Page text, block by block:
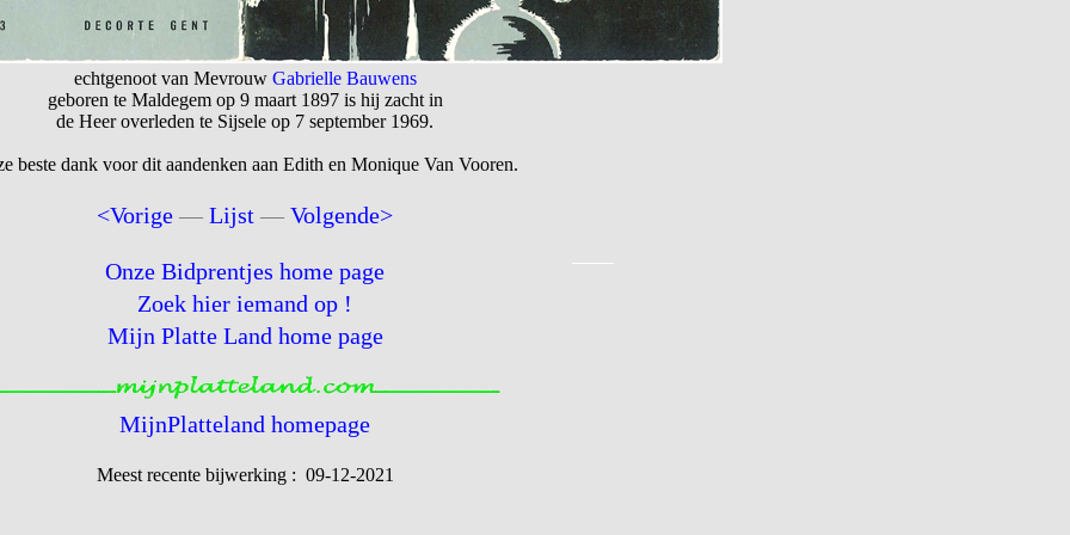
echtgenoot van Mevrouw Gabrielle Bauwens
geboren te Maldegem op 9 maart 1897 is hij zacht in
de Heer overleden te Sijsele op 7 september 1969.
beste dank voor dit aandenken aan Edith en Monique Van Vooren.
<Vorige —Lijst —Volgende>
Onze Bidprentjes home page
Zoek hier iemand op !
Mijn Platte Land home page
MijnPlatteland homepage
Meest recente bijwerking : 09-12-2021